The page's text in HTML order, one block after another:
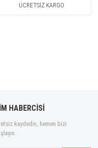
ÜCRETSİZ KARGO
HABERCİSİ
kaydedin, hemen bizi